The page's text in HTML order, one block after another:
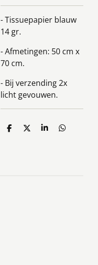
- Tissuepapier blauw
14 gr.
- Afmetingen: 50 cm x
70 cm.
- Bij verzending 2x
licht gevouwen.
D
D
S
D